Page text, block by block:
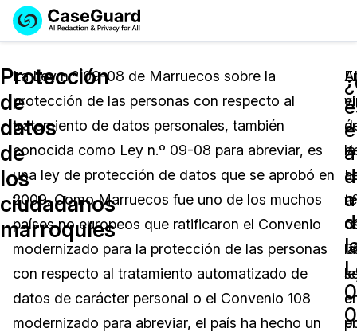
Licencia de CaseGuard Studio
Precios de Redacción a Pedido
Soluciones
Redacción de vídeos
Redacción de documentos
Redacción de audio
Redacción de imágenes
Industrias
Cuerpos Policiales
Transportación
Educación
Precios
Recursos
Artículos
Demo
English
Español
Protección
de
datos
de
los
ciudadanos
marroquíes
La Ley n.º 09-08 de Marruecos sobre la
protección de las personas con respecto al
tratamiento de datos personales, también
conocida como Ley n.º 09-08 para abreviar, es
una ley de protección de datos que se aprobó en
2009. Como Marruecos fue uno de los muchos
países no europeos que ratificaron el Convenio
modernizado para la protección de las personas
con respecto al tratamiento automatizado de
datos de carácter personal o el Convenio 108
modernizado para abreviar, el país ha hecho un
la
el
la